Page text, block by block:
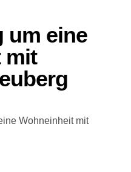
um eine
mit
Wohneinheit mit